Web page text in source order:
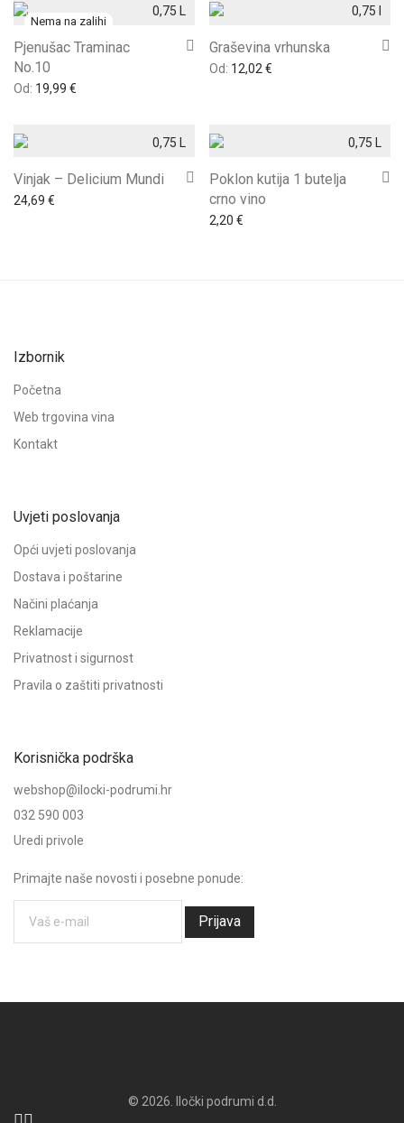
0,75 L
Pjenušac Traminac
No.10
Od: 19,99 €
0,75 l
Graševina vrhunska
Od: 12,02€
0,75 L
Vinjak – Delicium Mundi
24,69 €
0,75 L
Poklon kutija 1 butelja
crno vino
2,20 €
Izbornik
Početna
Web trgovina vina
Kontakt
Uvjeti poslovanja
Opći uvjeti poslovanja
Dostava i poštarine
Načini plaćanja
Reklamacije
Privatnost i sigurnost
Pravila o zaštiti privatnosti
Korisnička podrška
webshop@ilocki-podrumi.hr
032 590 003
Uredi privole
Primajte naše novosti i posebne ponude:
Prijava
© 2026. Iločki podrumi d.d.